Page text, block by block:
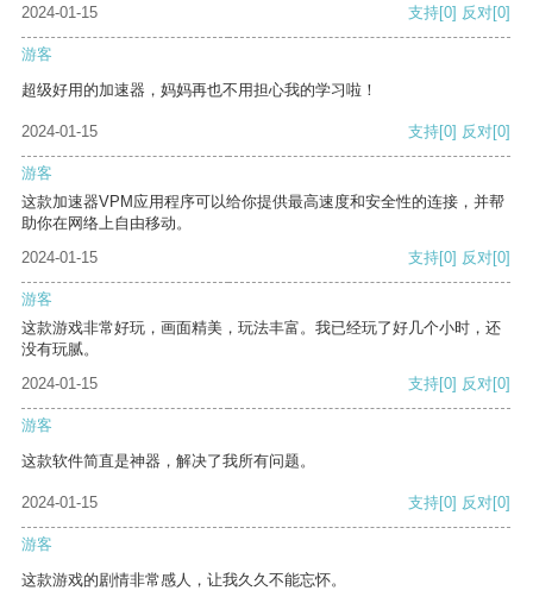
2024-01-15 支持[0] 反对[0]
游客
超级好用的加速器，妈妈再也不用担心我的学习啦！
2024-01-15 支持[0] 反对[0]
游客
这款加速器VPM应用程序可以给你提供最高速度和安全性的连接，并帮
助你在网络上自由移动。
2024-01-15
支持[0] 反对[0]
游客
这款游戏非常好玩，画面精美，玩法丰富。我已经玩了好几个小时，还
没有玩腻。
2024-01-15
支持[0] 反对[0]
游客
这款软件简直是神器，解决了我所有问题。
2024-01-15 支持[0] 反对[0]
游客
这款游戏的剧情非常感人，让我久久不能忘怀。